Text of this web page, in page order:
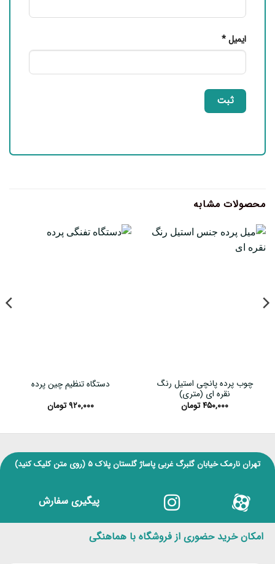
ایمیل*
محصولات مشابه
چوب پرده پانچی استیل رنگ
نقره ای (متری)
۴۵۰,۰۰۰تومان
دستگاه تنظیم چین پرده
۹۲۰,۰۰۰ تومان
تهران نارمک خیابان گلبرگ غربی پاساژ گلستان پلاک ۵ (روی متن کلیک کنید)
پیگیری سفارش
امکان خرید حضوری از فروشگاه با هماهنگی